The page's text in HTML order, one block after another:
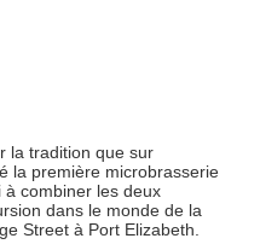
la tradition que sur
la première microbrasserie
à combiner les deux
dans le monde de la
Street à Port Elizabeth.